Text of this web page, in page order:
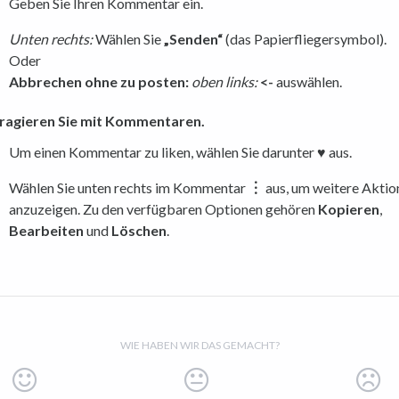
Unten rechts:Wählen Sie „Senden“(das Papierfliegersymbol).
Oder
Abbrechen ohne zu posten: oben links: <- auswählen.
Sie mit Kommentaren.
Um einen Kommentar zu liken, wählen Sie darunter♥︎ aus.
Wählen Sie unten rechts im Kommentar ︙ aus, um weitere
anzuzeigen. Zu den verfügbaren Optionen gehören Kopieren
Bearbeiten und Löschen
WIE HABEN WIR DAS GEMACHT?